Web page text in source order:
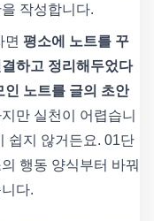
작성합니다.
면 평소에 노트를 꾸
하고 정리해두었다
인 노트를 글의 초안
만 실천이 어렵습니
쉽지 않거든요. 01단
행동 양식부터 바꿔
다.